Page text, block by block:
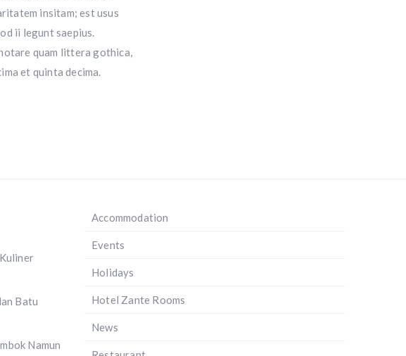
insitam; est usus
ii legunt saepius.
quam littera gothica,
et quinta decima.
Batu
Namun
Accommodation
Events
Holidays
Hotel Zante Rooms
News